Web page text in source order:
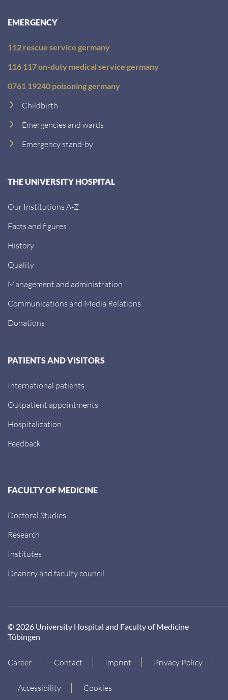
EMERGENCY
112 rescue service germany
116 117 on-duty medical service germany
0761 19240 poisoning germany
Childbirth
Emergencies and wards
Emergency stand-by
THE UNIVERSITY HOSPITAL
Our Institutions A-Z
Facts and figures
History
Quality
Management and administration
Communications and Media Relations
Donations
PATIENTS AND VISITORS
International patients
Outpatient appointments
Hospitalization
Feedback
FACULTY OF MEDICINE
Doctoral Studies
Research
Institutes
Deanery and faculty council
© 2026 University Hospital and Faculty of Medicine
Tübingen
Career Contact Imprint Privacy Policy
Accessibility Cookies